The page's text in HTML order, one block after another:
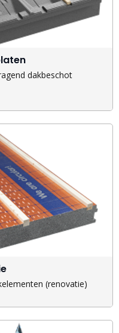
dakbeschot
(renovatie)